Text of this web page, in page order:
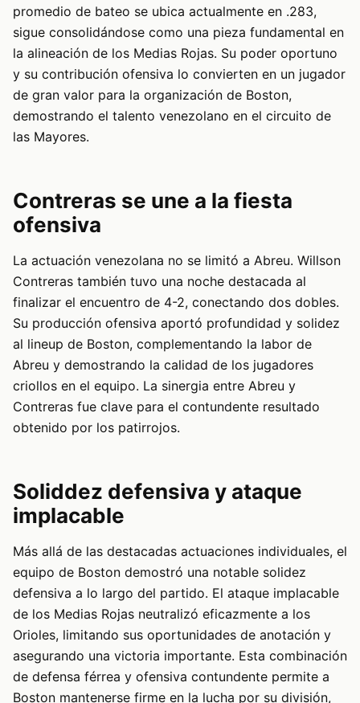
promedio de bateo se ubica actualmente en .283,
sigue consolidándose como una pieza fundamental en
la alineación de los Medias Rojas. Su poder oportuno
y su contribución ofensiva lo convierten en un jugador
de gran valor para la organización de Boston,
demostrando el talento venezolano en el circuito de
las Mayores.
Contreras se une a la fiesta
ofensiva
La actuación venezolana no se limitó a Abreu. Willson
Contreras también tuvo una noche destacada al
finalizar el encuentro de 4-2, conectando dos dobles.
Su producción ofensiva aportó profundidad y solidez
al lineup de Boston, complementando la labor de
Abreu y demostrando la calidad de los jugadores
criollos en el equipo. La sinergia entre Abreu y
Contreras fue clave para el contundente resultado
obtenido por los patirrojos.
Soliddez defensiva y ataque
implacable
Más allá de las destacadas actuaciones individuales, el
equipo de Boston demostró una notable solidez
defensiva a lo largo del partido. El ataque implacable
de los Medias Rojas neutralizó eficazmente a los
Orioles, limitando sus oportunidades de anotación y
asegurando una victoria importante. Esta combinación
de defensa férrea y ofensiva contundente permite a
Boston mantenerse firme en la lucha por su división,